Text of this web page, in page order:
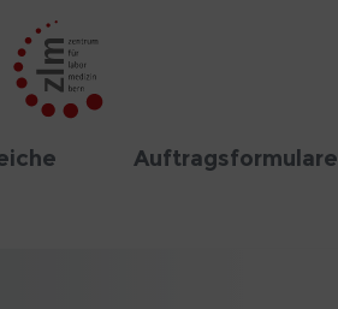
Auftragsformulare